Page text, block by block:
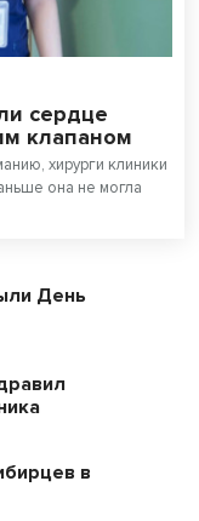
сердце
клапаном
хирурги клиники
она не могла
День
в